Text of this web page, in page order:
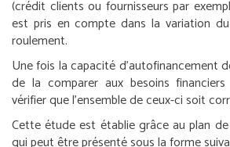
(crédit clients ou fournisseurs par
est pris en compte dans la variation
roulement.
Une fois la capacité d’autofinancement
de la comparer aux besoins
vérifier que l’ensemble de ceux-ci soit
Cette étude est établie grâce au plan
qui peut être présenté sous la forme